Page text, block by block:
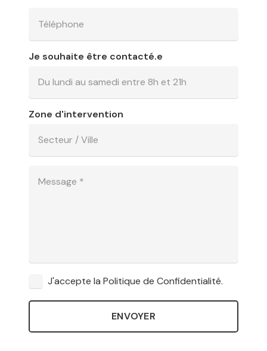
Je souhaite être contacté.e
Zone d'intervention
J'accepte la Politique de Confidentialité.
ENVOYER